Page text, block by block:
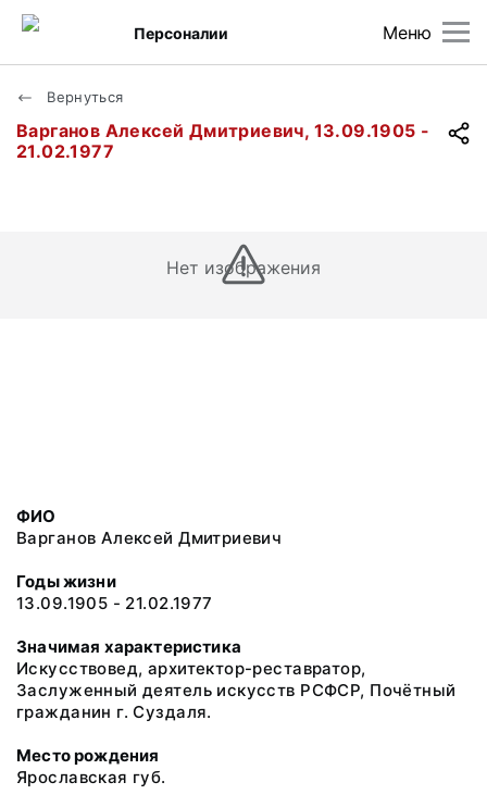
Меню
Персоналии
Вернуться
Варганов Алексей Дмитриевич, 13.09.1905 -
21.02.1977
Нет изображения
ФИО
Варганов Алексей Дмитриевич
Годы жизни
13.09.1905 - 21.02.1977
Значимая характеристика
Искусствовед, архитектор-реставратор,
Заслуженный деятель искусств РСФСР, Почётный
гражданин г. Суздаля.
Место рождения
Ярославская губ.